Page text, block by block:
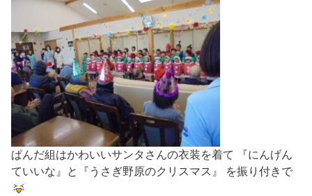
ぱんだ組はかわいいサンタさんの衣装を着て 『にんげん
ていいな』と『うさぎ野原のクリスマス』 を振り付きで